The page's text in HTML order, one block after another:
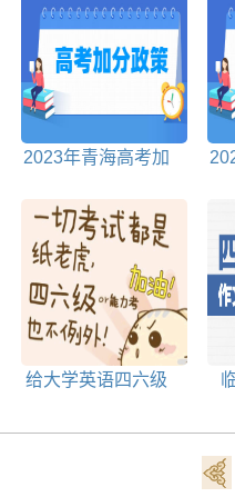
2023年青海高考加
给大学英语四六级
语